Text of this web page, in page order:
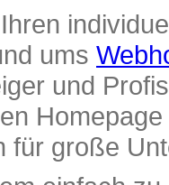
ums
und
für große